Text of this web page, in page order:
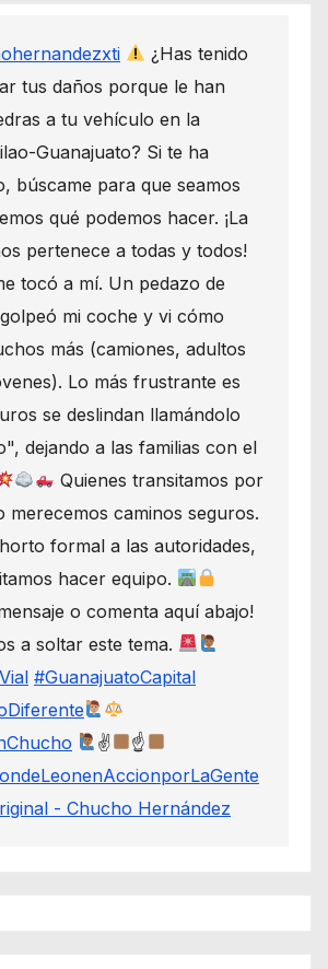
¿Has tenido
tus daños porque le han
a tu vehículo en la
Guanajuato? Si te ha
búscame para que seamos
qué podemos hacer. ¡La
pertenece a todas y todos!
tocó a mí. Un pedazo de
mi coche y vi cómo
más (camiones, adultos
Lo más frustrante es
se deslindan llamándolo
dejando a las familias con el
Quienes transitamos por
merecemos caminos seguros.
formal a las autoridades,
hacer equipo.
o comenta aquí abajo!
a soltar este tema.
#GuanajuatoCapital
✌
☝
- Chucho Hernández